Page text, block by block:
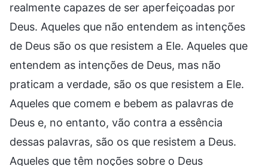
realmente capazes de ser aperfeiçoadas por
Deus. Aqueles que não entendem as intenções
de Deus são os que resistem a Ele. Aqueles que
entendem as intenções de Deus, mas não
praticam a verdade, são os que resistem a Ele.
Aqueles que comem e bebem as palavras de
Deus e, no entanto, vão contra a essência
dessas palavras, são os que resistem a Deus.
Aqueles que têm noções sobre o Deus